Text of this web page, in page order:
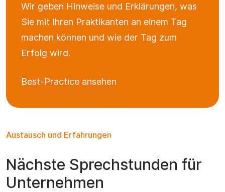
Wir geben Hinweise und Erklärungen, was
Sie mit Ihren Praktikanten an einem Tag
machen können und wie der Tag zum
Erfolg wird.
Best-Practice ansehen
Austausch und Erfahrungen
Nächste Sprechstunden für
Unternehmen